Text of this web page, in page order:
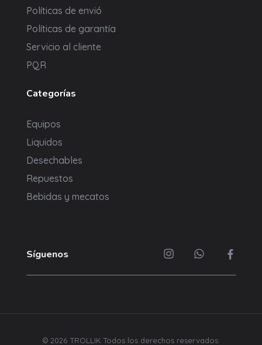
Políticas de envió
Políticas de garantía
Servicio al cliente
PQR
Categorías
Equipos
Liquidos
Desechables
Repuestos
Bebidas y mecatos
Síguenos
© 2026 TROLLIK Todos los derechos reservados.